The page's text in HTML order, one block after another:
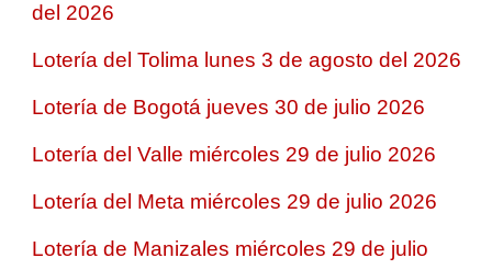
del 2026
Lotería del Tolima lunes 3 de agosto del 2026
Lotería de Bogotá jueves 30 de julio 2026
Lotería del Valle miércoles 29 de julio 2026
Lotería del Meta miércoles 29 de julio 2026
Lotería de Manizales miércoles 29 de julio